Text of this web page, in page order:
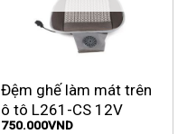
Đệm ghế làm mát trên
ô tô L261-CS 12V
750.000VND